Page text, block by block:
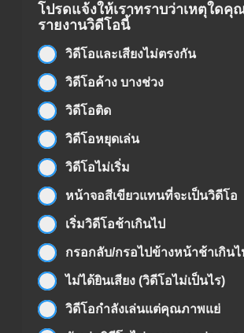
โปรดแจ้งให้เราทราบว่าเหตุใดคุ
รายงานวิดีโอนี้
วิดีโอและเสียงไม่ตรงกัน
วิดีโอค้าง บางช่วง
วิดีโอติด
วิดีโอหยุดเล่น
วิดีโอไม่เริ่ม
หน้าจอสีเขียวแทนที่จะเป็นวิดีโอ
เริ่มวิดีโอช้าเกินไป
กรอกลับ/กรอไปข้างหน้าช้าเกินไ
ไม่ได้ยินเสียง (วิดีโอไม่เป็นไร)
วิดีโอกำลังเล่นแต่คุณภาพแย่